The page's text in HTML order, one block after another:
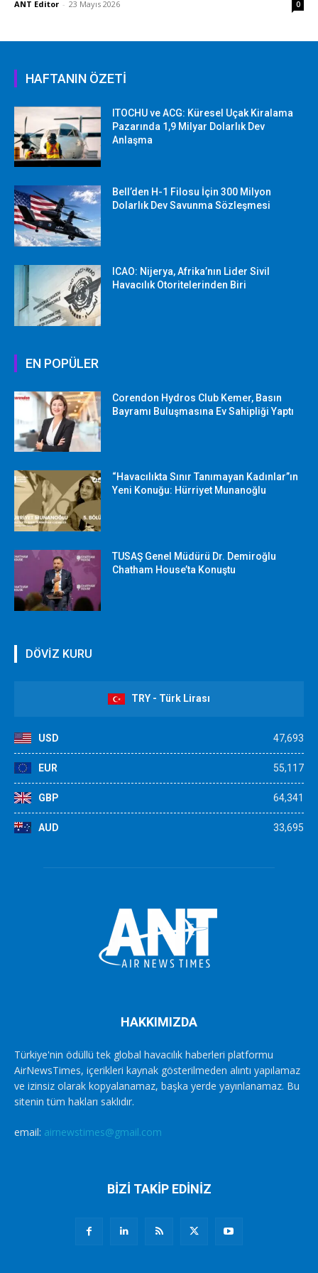
ANT Editor - 23 Mayıs 2026 0
HAFTANIN ÖZETİ
ITOCHU ve ACG: Küresel Uçak Kiralama
Pazarında 1,9 Milyar Dolarlık Dev
Anlaşma
Bell’den H-1 Filosu İçin 300 Milyon
Dolarlık Dev Savunma Sözleşmesi
ICAO: Nijerya, Afrika’nın Lider Sivil
Havacılık Otoritelerinden Biri
EN POPÜLER
Corendon Hydros Club Kemer, Basın
Bayramı Buluşmasına Ev Sahipliği Yaptı
“Havacılıkta Sınır Tanımayan Kadınlar”ın
Yeni Konuğu: Hürriyet Munanoğlu
TUSAŞ Genel Müdürü Dr. Demiroğlu
Chatham House’ta Konuştu
DÖVİZ KURU
TRY - Türk Lirası
USD 47,693
EUR 55,117
GBP 64,341
AUD 33,695
HAKKIMIZDA
Türkiye'nin ödüllü tek global havacılık haberleri platformu
AirNewsTimes, içerikleri kaynak gösterilmeden alıntı yapılamaz
ve izinsiz olarak kopyalanamaz, başka yerde yayınlanamaz. Bu
sitenin tüm hakları saklıdır.
email: airnewstimes@gmail.com
BİZİ TAKİP EDİNİZ